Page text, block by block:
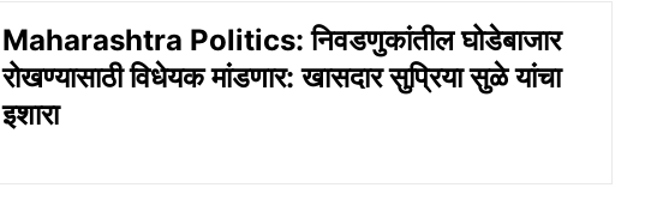
Maharashtra Politics: निवडणुकांतील घोडेबाजार
रोखण्यासाठी विधेयक मांडणार: खासदार सुप्रिया सुळे यांचा
इशारा